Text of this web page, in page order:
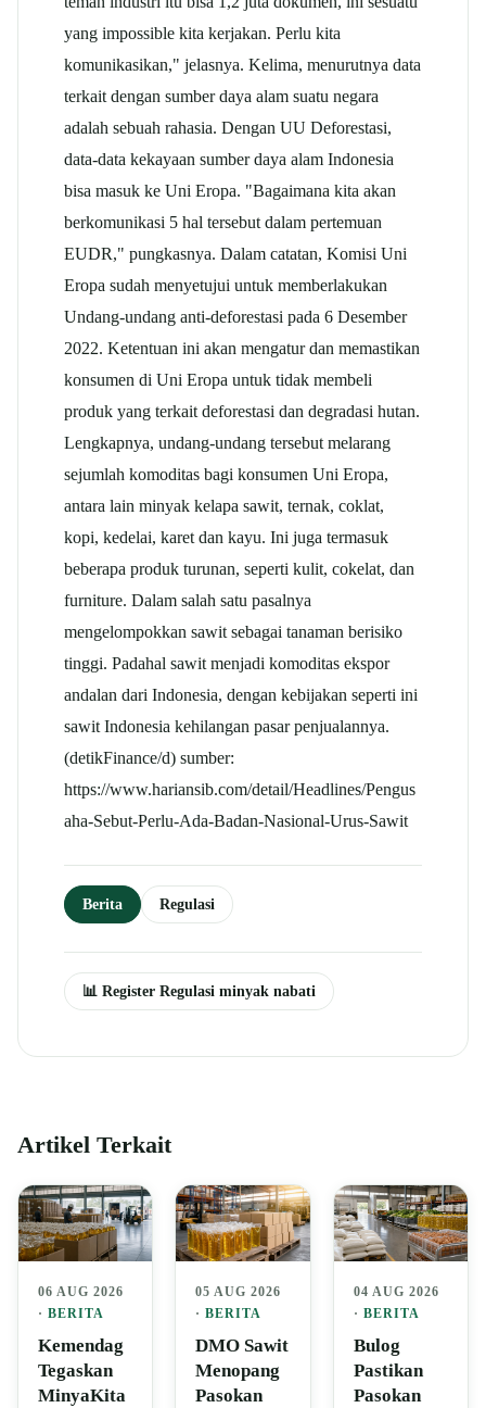
yang impossible kita kerjakan. Perlu kita
komunikasikan," jelasnya. Kelima, menurutnya data
terkait dengan sumber daya alam suatu negara
adalah sebuah rahasia. Dengan UU Deforestasi,
data-data kekayaan sumber daya alam Indonesia
bisa masuk ke Uni Eropa. "Bagaimana kita akan
berkomunikasi 5 hal tersebut dalam pertemuan
EUDR," pungkasnya. Dalam catatan, Komisi Uni
Eropa sudah menyetujui untuk memberlakukan
Undang-undang anti-deforestasi pada 6 Desember
2022. Ketentuan ini akan mengatur dan memastikan
konsumen di Uni Eropa untuk tidak membeli
produk yang terkait deforestasi dan degradasi hutan.
Lengkapnya, undang-undang tersebut melarang
sejumlah komoditas bagi konsumen Uni Eropa,
antara lain minyak kelapa sawit, ternak, coklat,
kopi, kedelai, karet dan kayu. Ini juga termasuk
beberapa produk turunan, seperti kulit, cokelat, dan
furniture. Dalam salah satu pasalnya
mengelompokkan sawit sebagai tanaman berisiko
tinggi. Padahal sawit menjadi komoditas ekspor
andalan dari Indonesia, dengan kebijakan seperti ini
sawit Indonesia kehilangan pasar penjualannya.
(detikFinance/d) sumber:
https://www.hariansib.com/detail/Headlines/Pengus
aha-Sebut-Perlu-Ada-Badan-Nasional-Urus-Sawit
Berita Regulasi
📊 Register Regulasi minyak nabati
Artikel Terkait
06 AUG 2026
· BERITA
Kemendag
Tegaskan
MinyaKita
05 AUG 2026
·BERITA
DMO Sawit
Menopang
Pasokan
04 AUG 2026
· BERITA
Bulog
Pastikan
Pasokan